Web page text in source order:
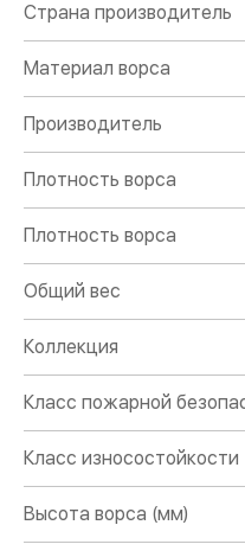
Страна производитель
Материал ворса
Производитель
Плотность ворса
Плотность ворса
Общий вес
Коллекция
Класс пожарной
Класс износостойкости
Высота ворса (мм)